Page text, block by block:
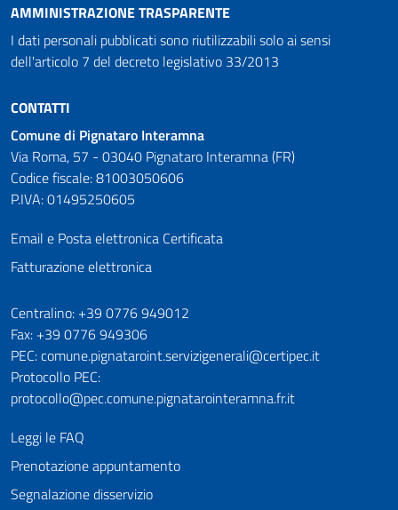
AMMINISTRAZIONE TRASPARENTE
I dati personali pubblicati sono riutilizzabili solo ai sensi
dell'articolo 7 del decreto legislativo 33/2013
CONTATTI
Comune di Pignataro Interamna
Via Roma, 57 - 03040 Pignataro Interamna (FR)
Codice fiscale: 81003050606
P.IVA: 01495250605
Email e Posta elettronica Certificata
Fatturazione elettronica
Numeri utili
Centralino: +39 0776 949012
Fax: +39 0776 949306
PEC: comune.pignataroint.servizigenerali@certipec.it
Protocollo PEC:
protocollo@pec.comune.pignatarointeramna.fr.it
Leggi le FAQ
Prenotazione appuntamento
Segnalazione disservizio